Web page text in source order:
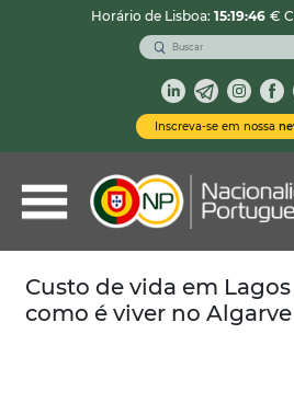
Horário de Lisboa:15:19:47 €
Inscreva-se em nossa
Nacionalidade
Vistos de Residência
Imóveis em Portugal
Demais Serviços
Custo de vida em
como é viver no Algarve